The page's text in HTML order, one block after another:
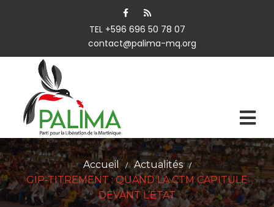
TEL +596 696 50 78 07
contact@palima-mq.org
Accueil / Actualités /
GIP-TITREMENT : QUAND LA CTM CAPITULE
DEVANT L’ÉTAT